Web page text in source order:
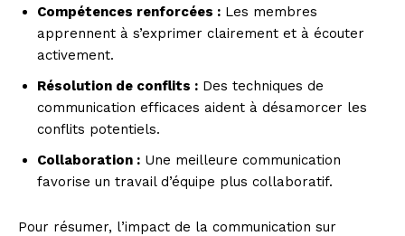
Compétences renforcées : Les membres
apprennent à s’exprimer clairement et à écouter
activement.
Résolution de conflits : Des techniques de
communication efficaces aident à désamorcer les
conflits potentiels.
Collaboration : Une meilleure communication
favorise un travail d’équipe plus collaboratif.
Pour résumer, l’impact de la communication sur